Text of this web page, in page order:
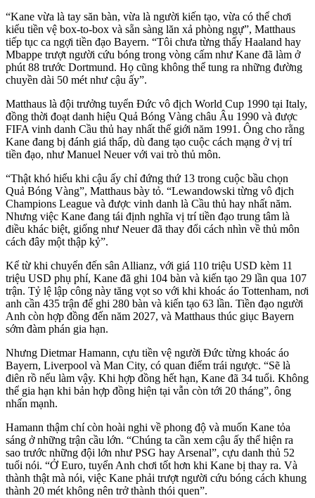
“Kane vừa là tay săn bàn, vừa là người kiến tạo, vừa có thể chơi
kiểu tiền vệ box-to-box và sẵn sàng lăn xả phòng ngự”, Matthaus
tiếp tục ca ngợi tiền đạo Bayern. “Tôi chưa từng thấy Haaland hay
Mbappe trượt người cứu bóng trong vòng cấm như Kane đã làm ở
phút 88 trước Dortmund. Họ cũng không thể tung ra những đường
chuyền dài 50 mét như cậu ấy”.
Matthaus là đội trưởng tuyển Đức vô địch World Cup 1990 tại Italy,
đồng thời đoạt danh hiệu Quả Bóng Vàng châu Âu 1990 và được
FIFA vinh danh Cầu thủ hay nhất thế giới năm 1991. Ông cho rằng
Kane đang bị đánh giá thấp, dù đang tạo cuộc cách mạng ở vị trí
tiền đạo, như Manuel Neuer với vai trò thủ môn.
“Thật khó hiểu khi cậu ấy chỉ đứng thứ 13 trong cuộc bầu chọn
Quả Bóng Vàng”, Matthaus bày tỏ. “Lewandowski từng vô địch
Champions League và được vinh danh là Cầu thủ hay nhất năm.
Nhưng việc Kane đang tái định nghĩa vị trí tiền đạo trung tâm là
điều khác biệt, giống như Neuer đã thay đổi cách nhìn về thủ môn
cách đây một thập kỷ”.
Kể từ khi chuyển đến sân Allianz, với giá 110 triệu USD kèm 11
triệu USD phụ phí, Kane đã ghi 104 bàn và kiến tạo 29 lần qua 107
trận. Tỷ lệ lập công này tăng vọt so với khi khoác áo Tottenham, nơi
anh cần 435 trận để ghi 280 bàn và kiến tạo 63 lần. Tiền đạo người
Anh còn hợp đồng đến năm 2027, và Matthaus thúc giục Bayern
sớm đàm phán gia hạn.
Nhưng Dietmar Hamann, cựu tiền vệ người Đức từng khoác áo
Bayern, Liverpool và Man City, có quan điểm trái ngược. “Sẽ là
điên rồ nếu làm vậy. Khi hợp đồng hết hạn, Kane đã 34 tuổi. Không
thể gia hạn khi bản hợp đồng hiện tại vẫn còn tới 20 tháng”, ông
nhấn mạnh.
Hamann thậm chí còn hoài nghi về phong độ và muốn Kane tỏa
sáng ở những trận cầu lớn. “Chúng ta cần xem cậu ấy thể hiện ra
sao trước những đội lớn như PSG hay Arsenal”, cựu danh thủ 52
tuổi nói. “Ở Euro, tuyển Anh chơi tốt hơn khi Kane bị thay ra. Và
thành thật mà nói, việc Kane phải trượt người cứu bóng cách khung
thành 20 mét không nên trở thành thói quen”.